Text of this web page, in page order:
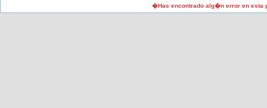
�Has encontrado alg�n error en esta